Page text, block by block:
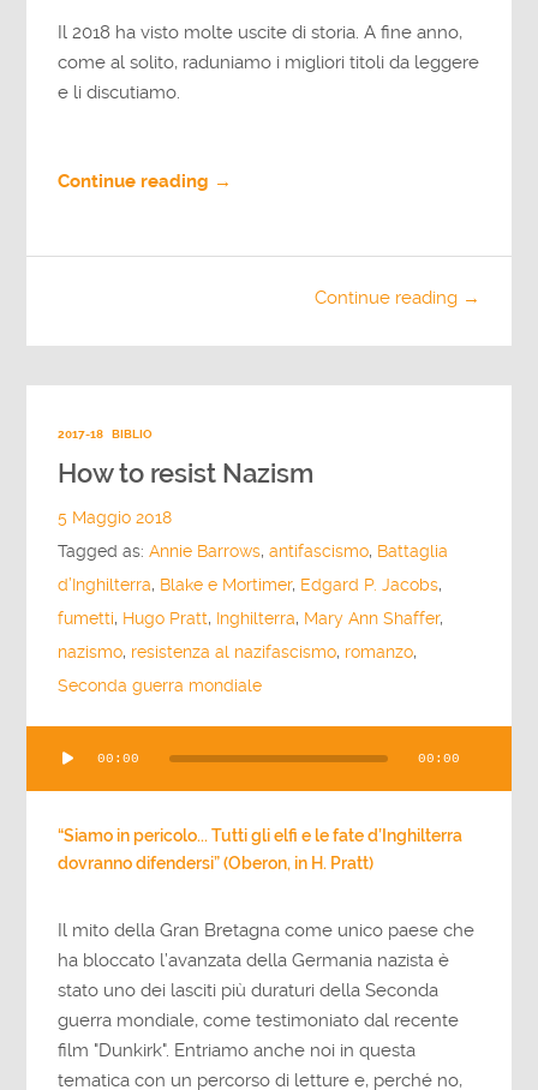
Il 2018 ha visto molte uscite di storia. A fine anno,
come al solito, raduniamo i migliori titoli da leggere
e li discutiamo.
Continue reading →
Continue reading →
2017-18 BIBLIO
How to resist Nazism
5 Maggio 2018
Tagged as:Annie Barrows,antifascismo, Battaglia
d’Inghilterra, Blake e Mortimer, Edgard P. Jacobs,
fumetti, Hugo Pratt, Inghilterra, Mary Ann Shaffer,
nazismo, resistenza al nazifascismo, romanzo,
Seconda guerra mondiale
Player
00:00 00:00
“Siamo in pericolo... Tutti gli elfi e le fate d’Inghilterra
dovranno difendersi” (Oberon, in H. Pratt)
Il mito della Gran Bretagna come unico paese che
ha bloccato l’avanzata della Germania nazista è
stato uno dei lasciti più duraturi della Seconda
guerra mondiale, come testimoniato dal recente
film "Dunkirk". Entriamo anche noi in questa
tematica con un percorso di letture e, perché no,